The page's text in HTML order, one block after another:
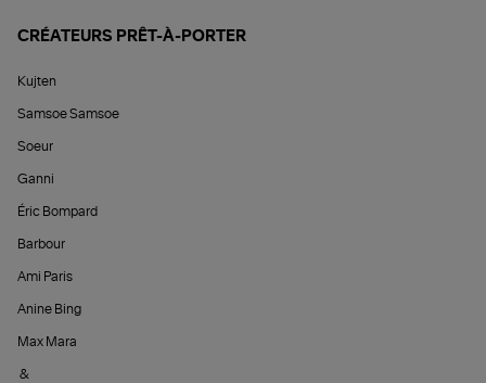
CRÉATEURS PRÊT-À-PORTER
Kujten
Samsoe Samsoe
Soeur
Ganni
Éric Bompard
Barbour
Ami Paris
Anine Bing
Max Mara
&